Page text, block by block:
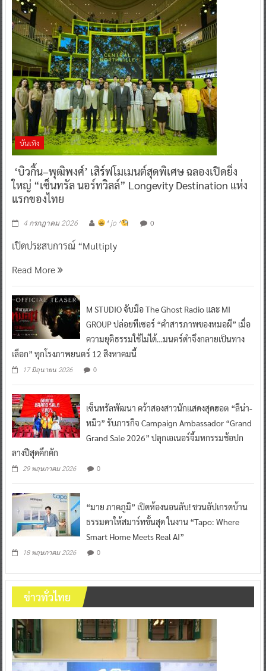
บันเทิง
‘บิวกิ้น–พุฒิพงศ์’ เสิร์ฟโมเมนต์สุดพิเศษ ฉลองเปิดยิ่ง
ใหญ่ “เซ็นทรัล นอร์ทวิลล์” Longevity Destination แห่ง
แรกของไทย
4 กรกฎาคม 2026 ^ jo ^ 0
เปิดประสบการณ์ “Multiply
Read More
M STUDIO จับมือ The Ghost Radio และ MI
GROUP ปล่อยทีเซอร์ “คำสารภาพของหมอผี” เมื่อ
ความยุติธรรมใช้ไม่ได้…มนตร์ดำจึงกลายเป็นทาง
เลือก” ทุกโรงภาพยนตร์ 12 สิงหาคมนี้
17 มิถุนายน 2026 0
เซ็นทรัลพัฒนา คว้าสองสาวนักแสดงสุดฮอต “ลีน่า-
หมิว” รับภารกิจ Campaign Ambassador “Grand
Grand Sale 2026” ปลุกเอเนอร์จี้มหกรรมช้อปก
ลางปีสุดคึกคัก
29 พฤษภาคม 2026 0
“มาย ภาคภูมิ” เปิดห้องนอนลับ! ชวนอัปเกรดบ้าน
ธรรมดาให้สมาร์ทขั้นสุด ในงาน “Tapo: Where
Smart Home Meets Real AI”
18 พฤษภาคม 2026 0
ข่าวทั่วไทย